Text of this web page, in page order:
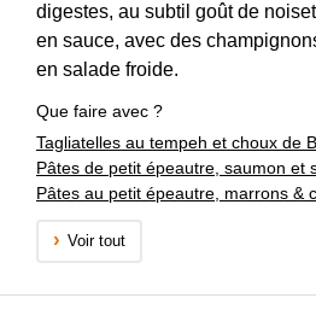
digestes, au subtil goût de
en sauce, avec des
en salade froide.
Que faire avec ?
Tagliatelles au tempeh et choux de
Pâtes de petit épeautre, saumon et
Pâtes au petit épeautre, marrons &
Voir tout